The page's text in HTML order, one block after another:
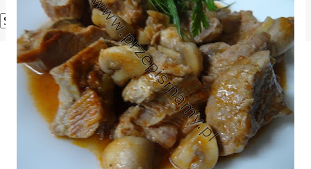
Powered by Translate